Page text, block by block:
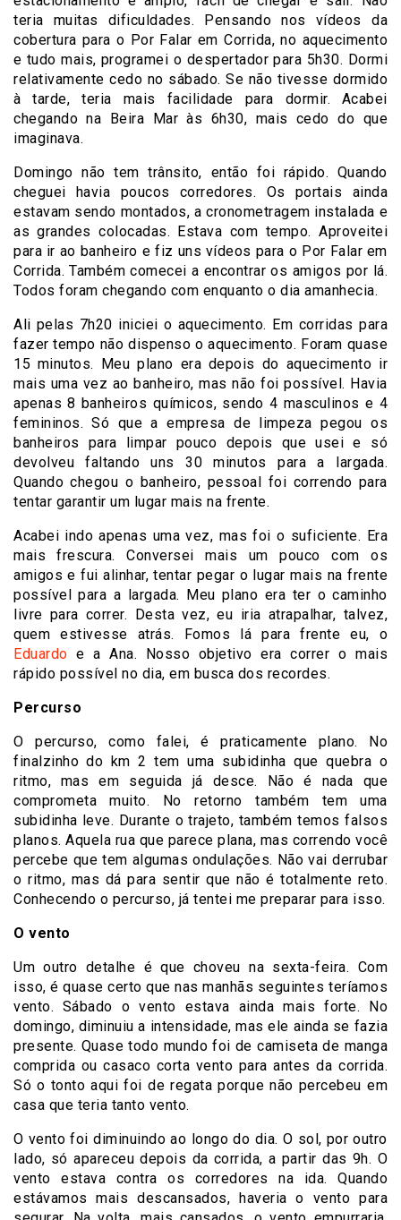
teria muitas dificuldades. Pensando nos vídeos da
cobertura para o Por Falar em Corrida, no aquecimento
e tudo mais, programei o despertador para 5h30. Dormi
relativamente cedo no sábado. Se não tivesse dormido
à tarde, teria mais facilidade para dormir. Acabei
chegando na Beira Mar às 6h30, mais cedo do que
imaginava.
Domingo não tem trânsito, então foi rápido. Quando
cheguei havia poucos corredores. Os portais ainda
estavam sendo montados, a cronometragem instalada e
as grandes colocadas. Estava com tempo. Aproveitei
para ir ao banheiro e fiz uns vídeos para o Por Falar em
Corrida. Também comecei a encontrar os amigos por lá.
Todos foram chegando com enquanto o dia amanhecia.
Ali pelas 7h20 iniciei o aquecimento. Em corridas para
fazer tempo não dispenso o aquecimento. Foram quase
15 minutos. Meu plano era depois do aquecimento ir
mais uma vez ao banheiro, mas não foi possível. Havia
apenas 8 banheiros químicos, sendo 4 masculinos e 4
femininos. Só que a empresa de limpeza pegou os
banheiros para limpar pouco depois que usei e só
devolveu faltando uns 30 minutos para a largada.
Quando chegou o banheiro, pessoal foi correndo para
tentar garantir um lugar mais na frente.
Acabei indo apenas uma vez, mas foi o suficiente. Era
mais frescura. Conversei mais um pouco com os
amigos e fui alinhar, tentar pegar o lugar mais na frente
possível para a largada. Meu plano era ter o caminho
livre para correr. Desta vez, eu iria atrapalhar, talvez,
quem estivesse atrás. Fomos lá para frente eu, o
Eduardo e a Ana. Nosso objetivo era correr o mais
rápido possível no dia, em busca dos recordes.
Percurso
O percurso, como falei, é praticamente plano. No
finalzinho do km 2 tem uma subidinha que quebra o
ritmo, mas em seguida já desce. Não é nada que
comprometa muito. No retorno também tem uma
subidinha leve. Durante o trajeto, também temos falsos
planos. Aquela rua que parece plana, mas correndo você
percebe que tem algumas ondulações. Não vai derrubar
o ritmo, mas dá para sentir que não é totalmente reto.
Conhecendo o percurso, já tentei me preparar para isso.
O vento
Um outro detalhe é que choveu na sexta-feira. Com
isso, é quase certo que nas manhãs seguintes teríamos
vento. Sábado o vento estava ainda mais forte. No
domingo, diminuiu a intensidade, mas ele ainda se fazia
presente. Quase todo mundo foi de camiseta de manga
comprida ou casaco corta vento para antes da corrida.
Só o tonto aqui foi de regata porque não percebeu em
casa que teria tanto vento.
O vento foi diminuindo ao longo do dia. O sol, por outro
lado, só apareceu depois da corrida, a partir das 9h. O
vento estava contra os corredores na ida. Quando
estávamos mais descansados, haveria o vento para